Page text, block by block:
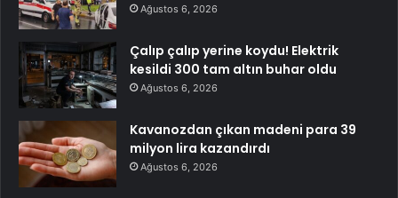
Ağustos 6, 2026
Çalıp çalıp yerine koydu! Elektrik
kesildi 300 tam altın buhar oldu
Ağustos 6, 2026
Kavanozdan çıkan madeni para 39
milyon lira kazandırdı
Ağustos 6, 2026